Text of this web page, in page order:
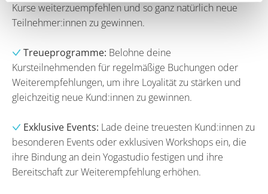
Kurse weiterzuempfehlen und so ganz natürlich neue
Teilnehmer:innen zu gewinnen.
Treueprogramme: Belohne deine
Kursteilnehmenden für regelmäßige Buchungen oder
Weiterempfehlungen, um ihre Loyalität zu stärken und
gleichzeitig neue Kund:innen zu gewinnen.
Exklusive Events: Lade deine treuesten Kund:innen zu
besonderen Events oder exklusiven Workshops ein, die
ihre Bindung an dein Yogastudio festigen und ihre
Bereitschaft zur Weiterempfehlung erhöhen.